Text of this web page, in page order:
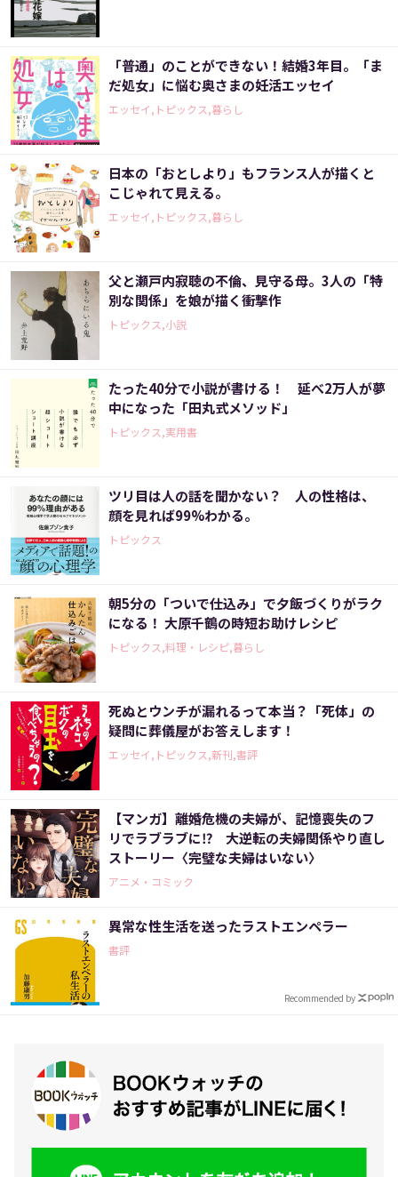
「普通」のことができない！結婚3年目。「ま
だ処女」に悩む奥さまの妊活エッセイ
エッセイ,トピックス,暮らし
日本の「おとしより」もフランス人が描くと
こじゃれて見える。
エッセイ,トピックス,暮らし
父と瀬戸内寂聴の不倫、見守る母。3人の「特
別な関係」を娘が描く衝撃作
トピックス,小説
たった40分で小説が書ける！ 延べ2万人が夢
中になった「田丸式メソッド」
トピックス,実用書
ツリ目は人の話を聞かない？ 人の性格は、
顔を見れば99%わかる。
トピックス
朝5分の「ついで仕込み」で夕飯づくりがラク
になる！ 大原千鶴の時短お助けレシピ
トピックス,料理・レシピ,暮らし
死ぬとウンチが漏れるって本当？「死体」の
疑問に葬儀屋がお答えします！
エッセイ,トピックス,新刊,書評
【マンガ】離婚危機の夫婦が、記憶喪失のフ
リでラブラブに⁉ 大逆転の夫婦関係やり直し
ストーリー〈完璧な夫婦はいない〉
アニメ・コミック
異常な性生活を送ったラストエンペラー
書評
Recommended by